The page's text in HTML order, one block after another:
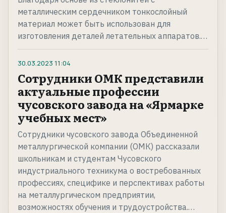
металлическим сердечником тонкослойный
материал может быть использован для
изготовления деталей летательных аппаратов.…
30.03.2023 11:04
Сотрудники ОМК представили
актуальные профессии
чусовского завода на «Ярмарке
учебных мест»
Сотрудники чусовского завода Объединенной
металлургической компании (ОМК) рассказали
школьникам и студентам Чусовского
индустриального техникума о востребованных
профессиях, специфике и перспективах работы
на металлургическом предприятии,
возможностях обучения и трудоустройства.…